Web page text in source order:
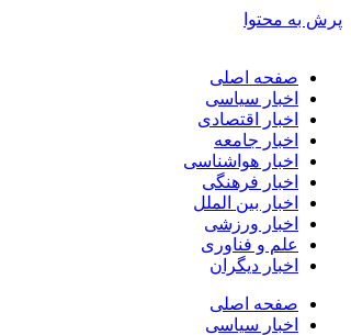
پرش به محتوا
صفحه اصلی
اخبار سیاسی
اخبار اقتصادی
اخبار جامعه
اخبار هواشناسی
اخبار فرهنگی
اخبار بین الملل
اخبار ورزشی
علم و فناوری
اخبار دیگران
صفحه اصلی
اخبار سیاسی